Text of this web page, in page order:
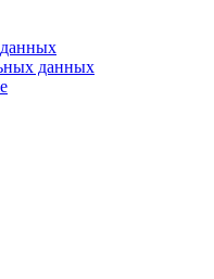
данных